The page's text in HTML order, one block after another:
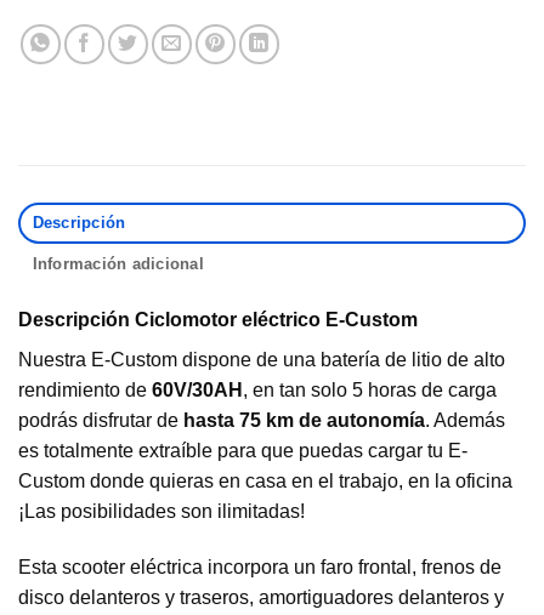
Descripción
Información adicional
Descripción Ciclomotor eléctrico E-Custom
Nuestra E-Custom dispone de una batería de litio de alto
rendimiento de 60V/30AH , en tan solo 5 horas de carga
podrás disfrutar de hasta 75 km de autonomía. Además
es totalmente extraíble para que puedas cargar tu E-
Custom donde quieras en casa en el trabajo, en la oficina
¡Las posibilidades son ilimitadas!
Esta scooter eléctrica incorpora un faro frontal, frenos de
disco delanteros y traseros, amortiguadores delanteros y